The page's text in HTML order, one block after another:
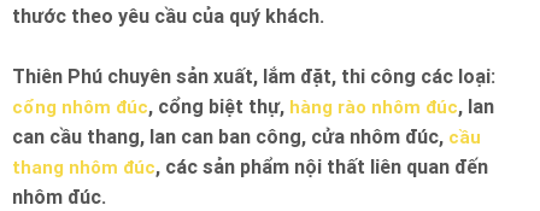
thước theo yêu cầu của quý khách.
Thiên Phú chuyên sản xuất, lắm đặt, thi công các loại:
cổng nhôm đúc, cổng biệt thự, hàng rào nhôm đúc, lan
can cầu thang, lan can ban công, cửa nhôm đúc, cầu
thang nhôm đúc, các sản phẩm nội thất liên quan đến
nhôm đúc.